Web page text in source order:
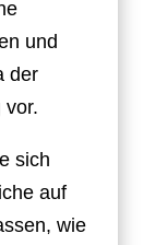
und
der
vor.
sich
auf
wie